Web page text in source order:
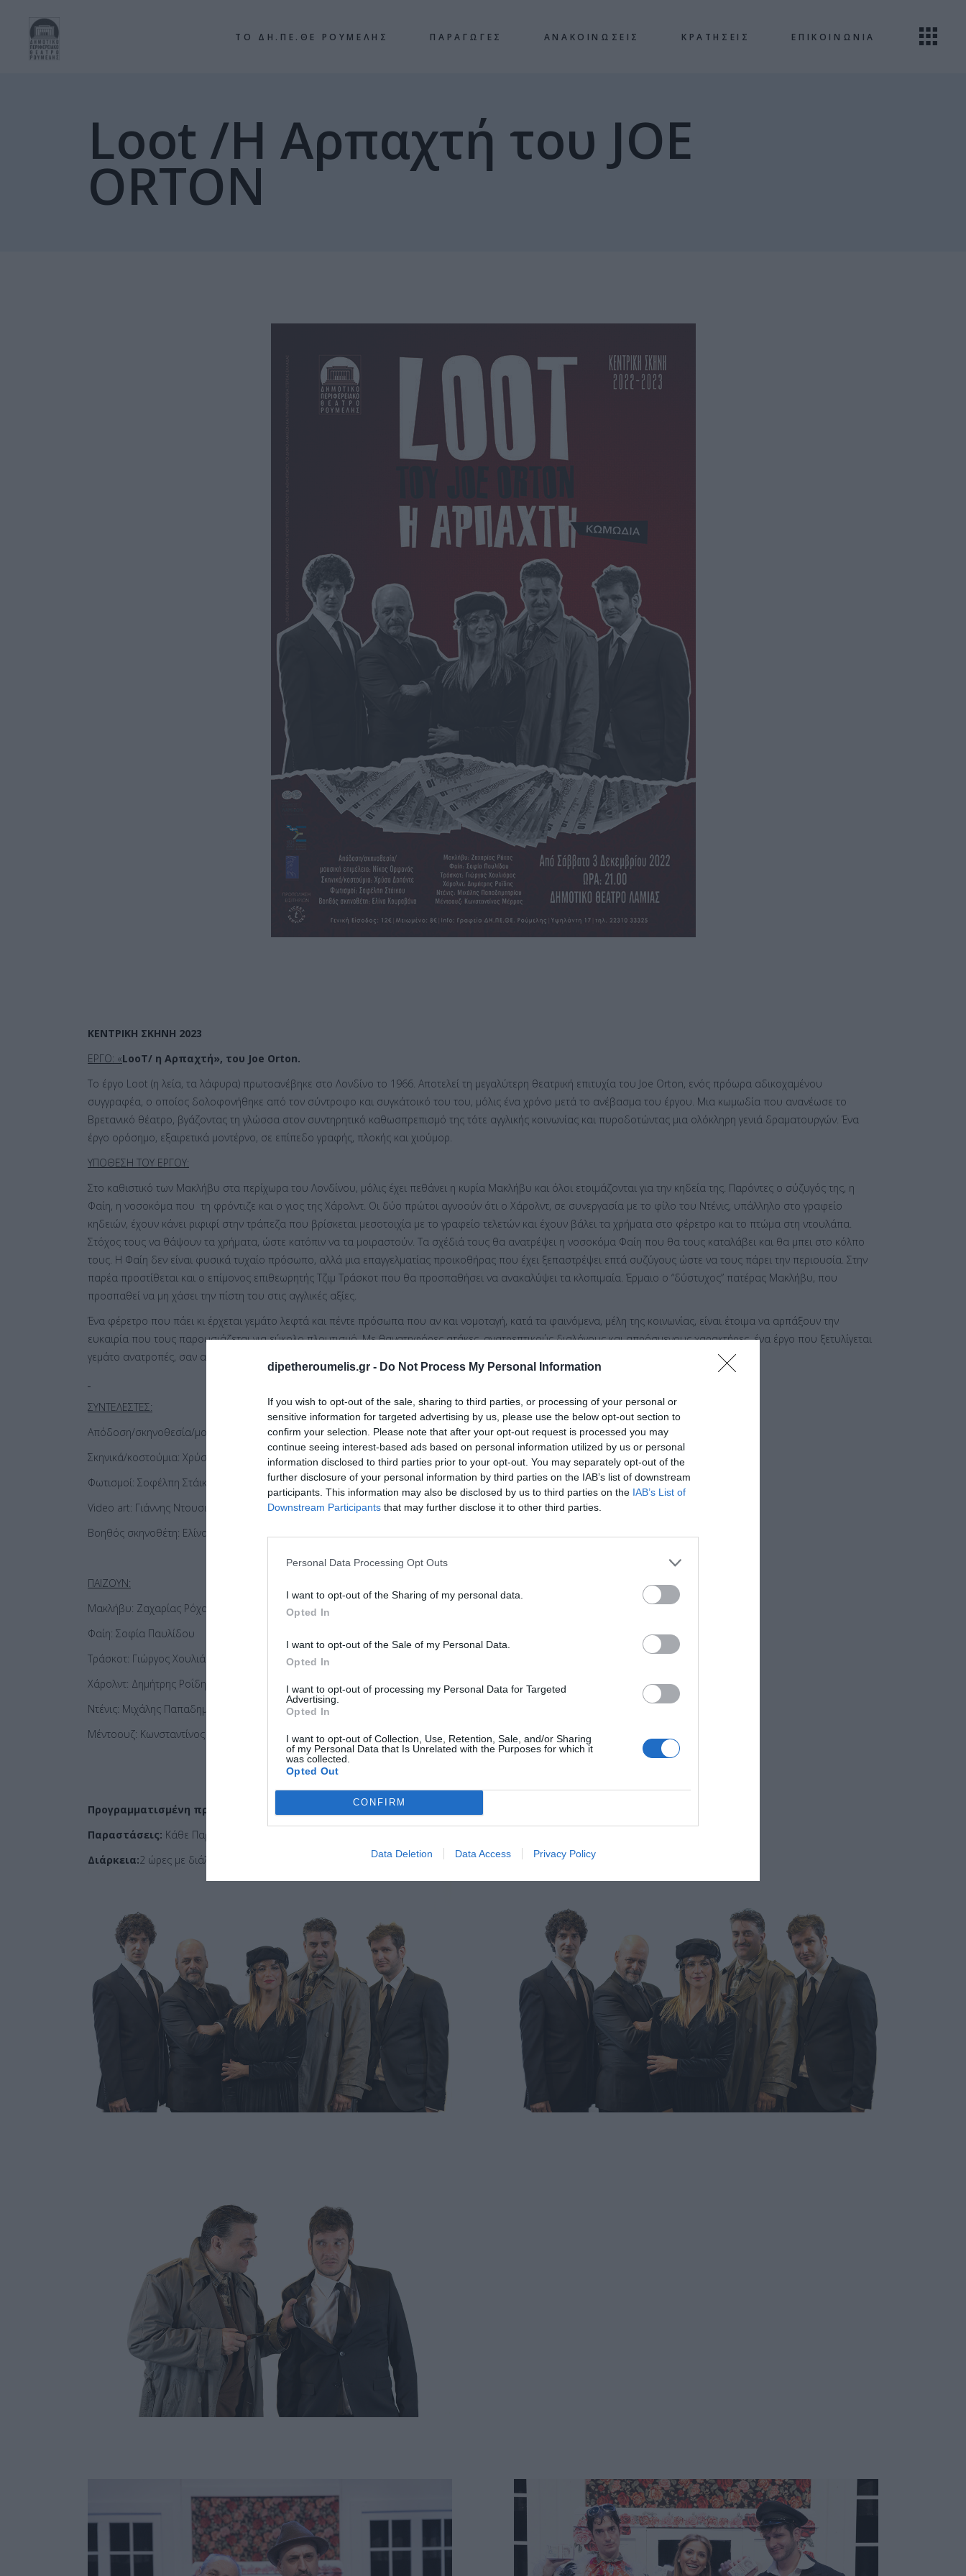
dipetheroumelis.gr - Do Not Process My Personal Information
If you wish to opt-out of the sale, sharing to third parties, or processing of your personal or
sensitive information for targeted advertising by us, please use the below opt-out section to
confirm your selection. Please note that after your opt-out request is processed you may
continue seeing interest-based ads based on personal information utilized by us or personal
information disclosed to third parties prior to your opt-out. You may separately opt-out of the
further disclosure of your personal information by third parties on the IAB’s list of downstream
participants. This information may also be disclosed by us to third parties on the IAB’s List of
Downstream Participants that may further disclose it to other third parties.
Personal Data Processing Opt Outs
I want to opt-out of the Sharing of my personal data.
Opted In
I want to opt-out of the Sale of my Personal Data.
Opted In
I want to opt-out of processing my Personal Data for Targeted
Advertising.
Opted In
I want to opt-out of Collection, Use, Retention, Sale, and/or Sharing
of my Personal Data that Is Unrelated with the Purposes for which it
was collected.
Opted Out
CONFIRM
Data Deletion Data Access Privacy Policy
ΤΟ ΔΗ.ΠΕ.ΘΕ ΡΟΥΜΕΛΗΣ ΠΑΡΑΓΩΓΕΣ ΑΝΑΚΟΙΝΩΣΕΙΣ ΚΡΑΤΗΣΕΙΣ ΕΠΙΚΟΙΝΩΝΙΑ
Loot /H Αρπαχτή του JOE
ORTON
ΚΕΝΤΡΙΚΗ ΣΚΗΝΗ 2023
ΕΡΓΟ: «LooT/ η Αρπαχτή», του Joe Orton.
Το έργο Loot (η λεία, τα λάφυρα) πρωτοανέβηκε στο Λονδίνο το 1966. Αποτελεί τη μεγαλύτερη θεατρική επιτυχία του Joe Orton, ενός πρόωρα αδικοχαμένου
συγγραφέα, ο οποίος δολοφονήθηκε από τον σύντροφο και συγκάτοικό του του, μόλις ένα χρόνο μετά το ανέβασμα του έργου. Μια κωμωδία που ανανέωσε το
Βρετανικό θέατρο, βγάζοντας τη γλώσσα στον συντηρητικό καθωσπρεπισμό της τότε αγγλικής κοινωνίας και πυροδοτώντας μια ολόκληρη γενιά δραματουργών. Ένα
έργο ορόσημο, εξαιρετικά μοντέρνο, σε επίπεδο γραφής, πλοκής και χιούμορ.
ΥΠΟΘΕΣΗ ΤΟΥ ΕΡΓΟΥ:
Στο καθιστικό των Μακλήβυ στα περίχωρα του Λονδίνου, μόλις έχει πεθάνει η κυρία Μακλήβυ και όλοι ετοιμάζονται για την κηδεία της. Παρόντες ο σύζυγός της, η
Φαίη, η νοσοκόμα που τη φρόντιζε και ο γιος της Χάρολντ. Οι δύο πρώτοι αγνοούν ότι ο Χάρολντ, σε συνεργασία με το φίλο του Ντένις, υπάλληλο στο γραφείο
κηδειών, έχουν κάνει ριφιφί στην τράπεζα που βρίσκεται μεσοτοιχία με το γραφείο τελετών και έχουν βάλει τα χρήματα στο φέρετρο και το πτώμα στη ντουλάπα.
Στόχος τους να θάψουν τα χρήματα, ώστε κατόπιν να τα μοιραστούν. Τα σχέδιά τους θα ανατρέψει η νοσοκόμα Φαίη που θα τους καταλάβει και θα μπει στο κόλπο
τους. Η Φαίη δεν είναι φυσικά τυχαίο πρόσωπο, αλλά μια επαγγελματίας προικοθήρας που έχει ξεπαστρέψει επτά συζύγους ώστε να τους πάρει την περιουσία. Στην
παρέα προστίθεται και ο επίμονος επιθεωρητής Τζιμ Τράσκοτ που θα προσπαθήσει να ανακαλύψει τα κλοπιμαία. Έρμαιο ο “δύστυχος” πατέρας Μακλήβυ, που
προσπαθεί να μη χάσει την πίστη του στις αγγλικές αξίες.
Ένα φέρετρο που πάει κι έρχεται γεμάτο λεφτά και πέντε πρόσωπα που αν και νομοταγή, κατά τα φαινόμενα, μέλη της κοινωνίας, είναι έτοιμα να αρπάξουν την
ευκαιρία που τους παρουσιάζεται για εύκολο πλουτισμό. Με θανατηφόρες ατάκες, ανατρεπτικούς διαλόγους και απρόσμενους χαρακτήρες, ένα έργο που ξετυλίγεται
γεμάτο ανατροπές, σαν αστυνομική κωμωδία.
ΣΥΝΤΕΛΕΣΤΕΣ:
Απόδοση/σκηνοθεσία/μουσική επιμέλεια: Νίκος Ορφανός
Σκηνικά/κοστούμια: Χρύσα Δαπόντε
Φωτισμοί: Σοφέλπη Στάικου
Video art: Γιάννης Ντουσιόπουλος
Βοηθός σκηνοθέτη: Ελίνα Κουραβάνα
ΠΑΙΖΟΥΝ:
Μακλήβυ: Ζαχαρίας Ρόχας
Φαίη: Σοφία Παυλίδου
Τράσκοτ: Γιώργος Χουλιάρας
Χάρολντ: Δημήτρης Ροΐδης
Ντένις: Μιχάλης Παπαδημητρίου
Μέντοουζ: Κωνσταντίνος Μέρρας
Προγραμματισμένη πρεμιέρα:
Παρασκευή 2 Δεκεμβρίου, στις 9 μμ, στο Δημοτικό Θέατρο Λαμίας.
Παραστάσεις: Κάθε Παρασκευή & Σάββατο στις 21:00 και Κυριακή στις 19:00, μέχρι Κυριακή 18 Δεκεμβρίου.
Διάρκεια:2 ώρες με διάλειμμα